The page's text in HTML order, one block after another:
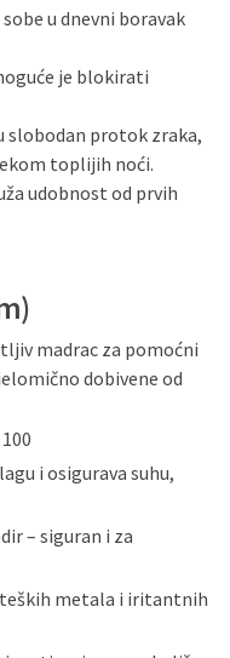
u dnevni boravak
je blokirati
slobodan protok zraka,
toplijih noći.
udobnost od prvih
madrac za pomoćni
dobivene od
i osigurava suhu,
– siguran i za
metala i iritantnih